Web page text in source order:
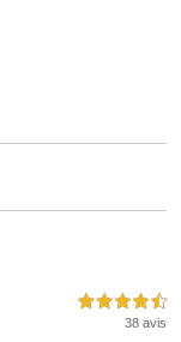
4,5 étoiles sur 5
38 avis